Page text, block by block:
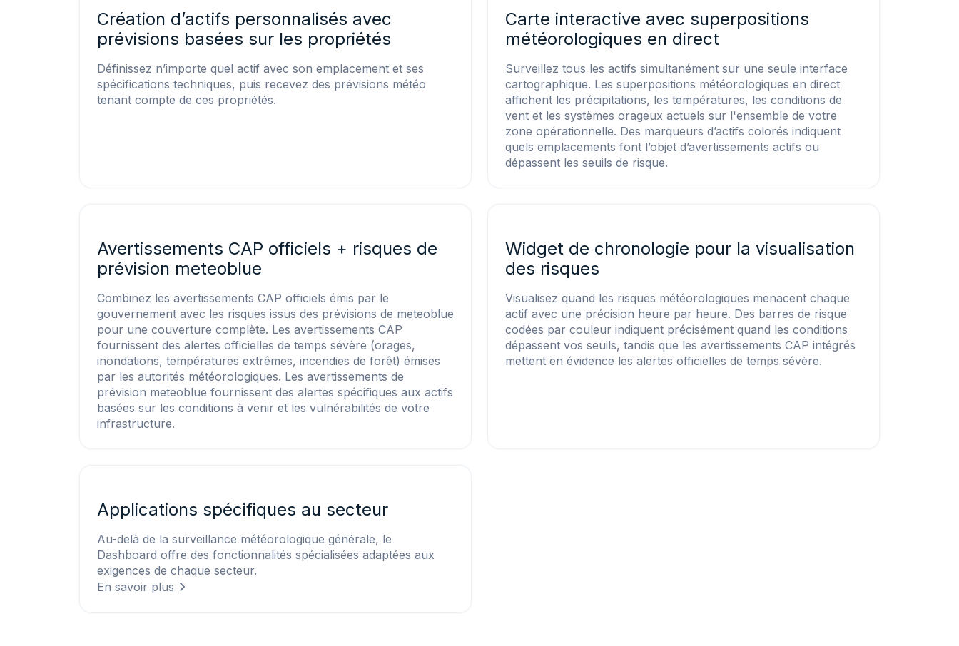
Création d’actifs personnalisés avec
prévisions basées sur les propriétés
Définissez n’importe quel actif avec son emplacement et ses
spécifications techniques, puis recevez des prévisions météo
tenant compte de ces propriétés.
Carte interactive avec superpositions
météorologiques en direct
Surveillez tous les actifs simultanément sur une seule interface
cartographique. Les superpositions météorologiques en direct
affichent les précipitations, les températures, les conditions de
vent et les systèmes orageux actuels sur l'ensemble de votre
zone opérationnelle. Des marqueurs d’actifs colorés indiquent
quels emplacements font l’objet d’avertissements actifs ou
dépassent les seuils de risque.
Avertissements CAP officiels + risques de
prévision meteoblue
Combinez les avertissements CAP officiels émis par le
gouvernement avec les risques issus des prévisions de meteoblue
pour une couverture complète. Les avertissements CAP
fournissent des alertes officielles de temps sévère (orages,
inondations, températures extrêmes, incendies de forêt) émises
par les autorités météorologiques. Les avertissements de
prévision meteoblue fournissent des alertes spécifiques aux actifs
basées sur les conditions à venir et les vulnérabilités de votre
infrastructure.
Widget de chronologie pour la visualisation
des risques
Visualisez quand les risques météorologiques menacent chaque
actif avec une précision heure par heure. Des barres de risque
codées par couleur indiquent précisément quand les conditions
dépassent vos seuils, tandis que les avertissements CAP intégrés
mettent en évidence les alertes officielles de temps sévère.
Applications spécifiques au secteur
Au-delà de la surveillance météorologique générale, le
Dashboard offre des fonctionnalités spécialisées adaptées aux
exigences de chaque secteur.
En savoir plus